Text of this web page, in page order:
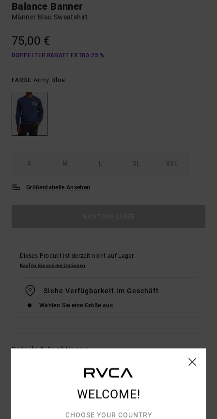
Balance Banner
Männer Blau Sweatshirt
75,00 €
DOPPELTER RABATT EXTRA 25 %
FARBE Army Blue
S M L XL XXL
Größentabelle Ansehen
Dieses Produkt ist derzeit nicht auf Lager.
Kaufen Sie andere Optionen
Siehe Verfügbarkeit im Geschäft
Wählen Sie eine Größe aus
Details & Funktionen
Männer Blau Sweatshirt
AVYFT00350 Farbcode bsn0
WELCOME!
CHOOSE YOUR COUNTRY